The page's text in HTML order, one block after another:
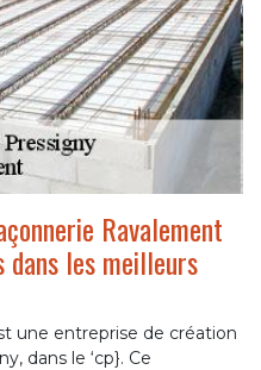
Ravalement
les meilleurs
une entreprise de création
dans le ‘cp}. Ce